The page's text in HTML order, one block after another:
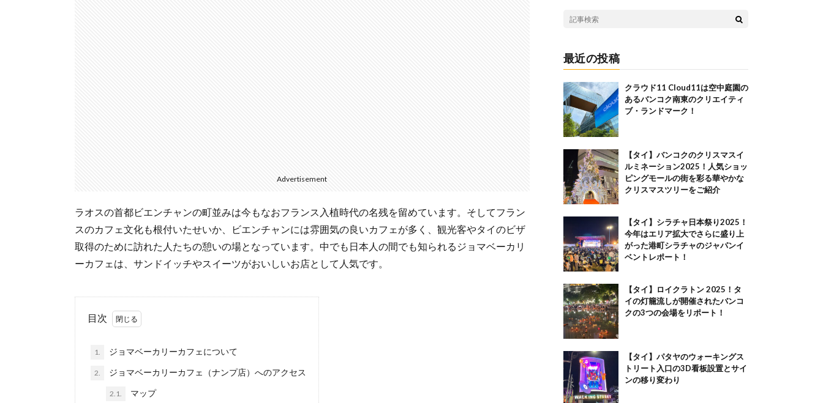
Advertisement
ラオスの首都ビエンチャンの町並みは今もなおフランス入植時代の名残を留めています。そしてフラン
スのカフェ文化も根付いたせいか、ビエンチャンには雰囲気の良いカフェが多く、観光客やタイのビザ
取得のために訪れた人たちの憩いの場となっています。中でも日本人の間でも知られるジョマベーカリ
ーカフェは、サンドイッチやスイーツがおいしいお店として人気です。
目次
1. ジョマベーカリーカフェについて
2. ジョマベーカリーカフェ（ナンプ店）へのアクセス
2.1. マップ
最近の投稿
クラウド11 Cloud11は空中庭園の
あるバンコク南東のクリエイティ
ブ・ランドマーク！
【タイ】バンコクのクリスマスイ
ルミネーション2025！人気ショッ
ピングモールの街を彩る華やかな
クリスマスツリーをご紹介
【タイ】シラチャ日本祭り2025！
今年はエリア拡大でさらに盛り上
がった港町シラチャのジャパンイ
ベントレポート！
【タイ】ロイクラトン 2025！タ
イの灯籠流しが開催されたバンコ
クの3つの会場をリポート！
【タイ】パタヤのウォーキングス
トリート入口の3D看板設置とサイ
ンの移り変わり